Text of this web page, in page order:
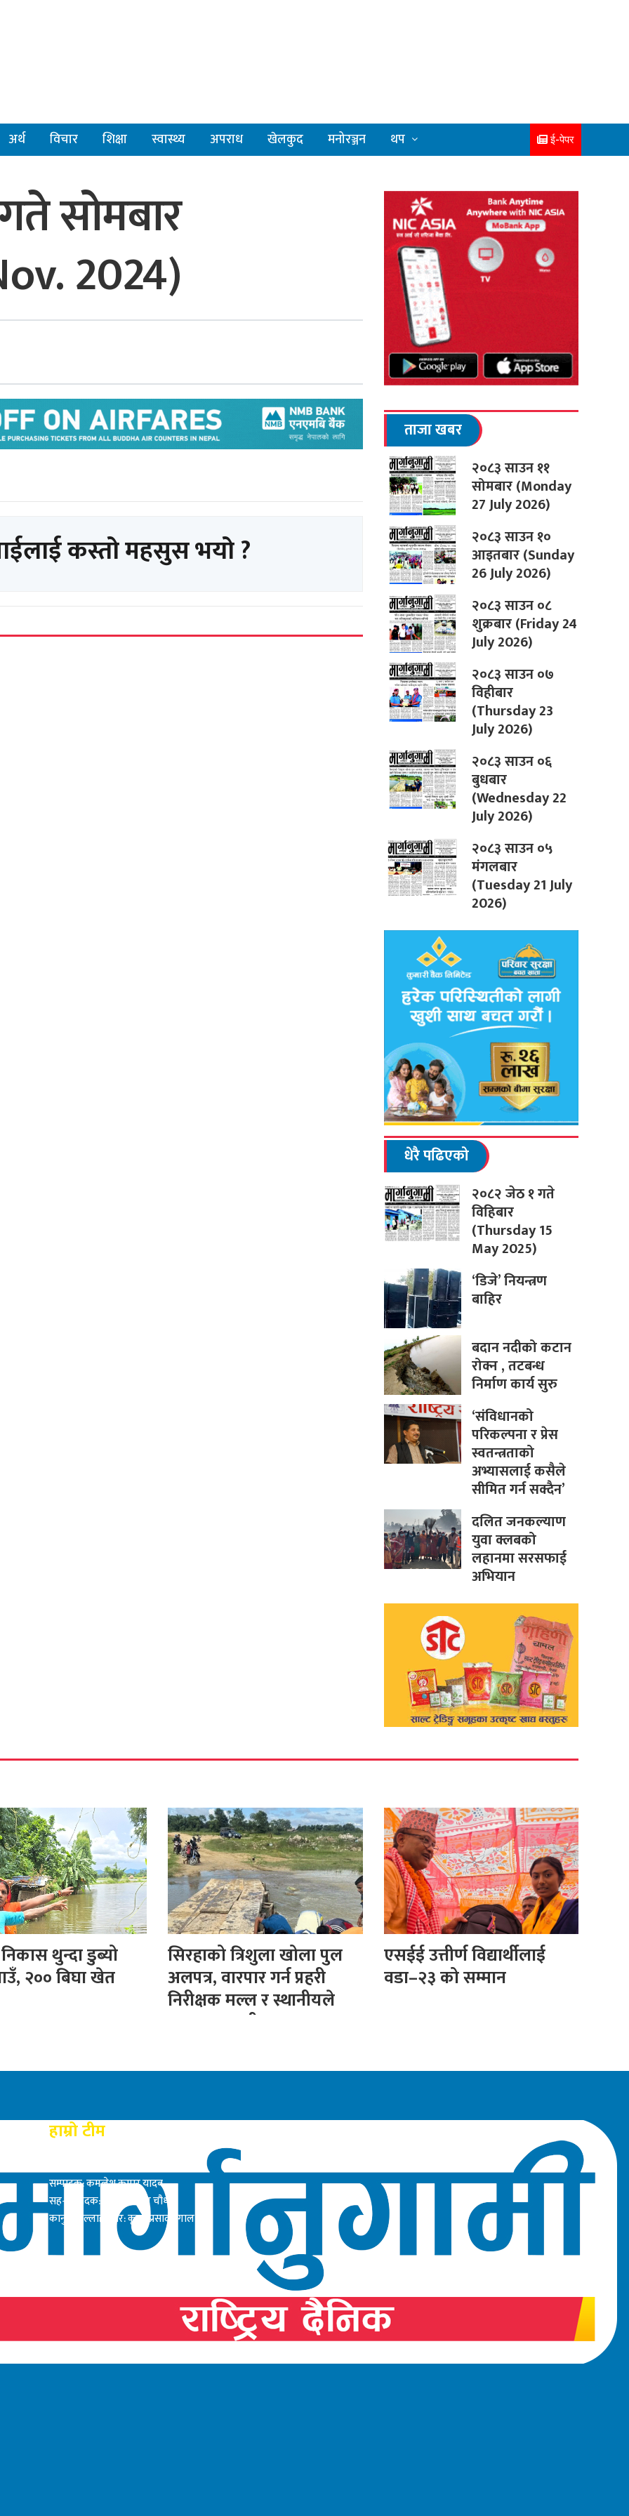
अर्थ विचार शिक्षा स्वास्थ्य अपराध खेलकुद मनोरञ्जन थप ई-पेपर
सोमबार
2024)
कस्तो महसुस भयो ?
ताजा खबर
२०८३ साउन ११
सोमबार (Monday
27 July 2026)
२०८३ साउन १०
आइतबार (Sunday
26 July 2026)
२०८३ साउन ०८
शुक्रबार (Friday 24
July 2026)
२०८३ साउन ०७
विहीबार
(Thursday 23
July 2026)
२०८३ साउन ०६
बुधबार
(Wednesday 22
July 2026)
२०८३ साउन ०५
मंगलबार
(Tuesday 21 July
2026)
धेरै पढिएको
२०८२ जेठ १ गते
विहिबार
(Thursday 15
May 2025)
‘डिजे’ नियन्त्रण
बाहिर
बदान नदीको कटान
रोक्न , तटबन्ध
निर्माण कार्य सुरु
‘संविधानको
परिकल्पना र प्रेस
स्वतन्त्रताको
अभ्यासलाई कसैले
सीमित गर्न सक्दैन’
दलित जनकल्याण
युवा क्लबको
लहानमा सरसफाई
अभियान
थुन्दा डुब्यो
२०० बिघा खेत
सिरहाको त्रिशुला खोला पुल
अलपत्र, वारपार गर्न प्रहरी
निरीक्षक मल्ल र स्थानीयले
बनाए अस्थायी पुल
एसईई उत्तीर्ण विद्यार्थीलाई
वडा–२३ को सम्मान
हाम्रो टीम
सम्पादक: कमलेश कुमार यादव
सह-सम्पादक: सत्य नारायण चौधरी
कानुनी सल्लाहाकार: कृष्ण प्रसाद दंगाल